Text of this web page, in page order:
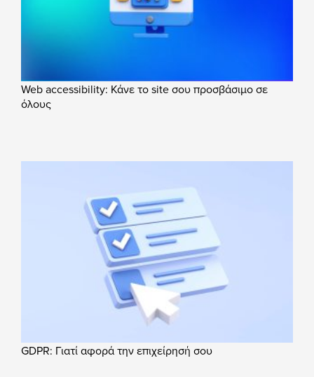
Web accessibility: Κάνε το site σου προσβάσιμο σε
όλους
GDPR: Γιατί αφορά την επιχείρησή σου